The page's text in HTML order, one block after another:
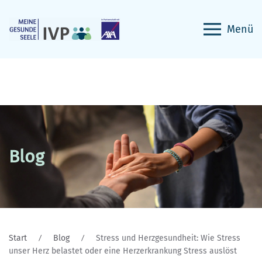
Menü
Blog
Start Blog
Stress und Herzgesundheit: Wie Stress
unser Herz belastet oder eine Herzerkrankung Stress auslöst